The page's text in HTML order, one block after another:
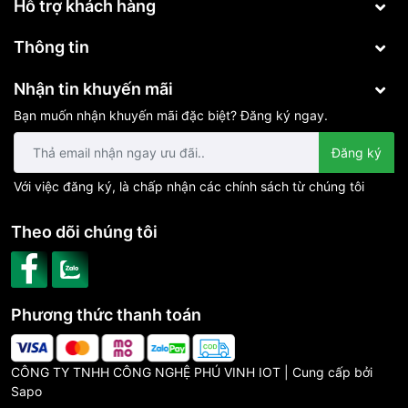
gian do tệp được nén chỉ còn 50% dung lượng so với tệp ban
Thông số kỹ thuật:
Thiết kế & Trọng lượng
Kích thước
88 x 88.2 x 119 mm
Trọng lượng
Dòng điện vào
Dòng camera
Dòng camera
Thông số camera
Góc ống kính
4 mm
Góc nhìn
85° (Chéo), 75° (Ngang), 45°
Góc xoay
Hỗ trợ khách hàng
Thông tin
Nhận tin khuyến mãi
Bạn muốn nhận khuyến mãi đặc biệt? Đăng ký ngay.
Đăng ký
Với việc đăng ký, là chấp nhận các chính sách từ chúng tôi
CÔNG TY TNHH CÔNG NGHỆ PHÚ VINH IOT | Cung cấp bởi
Sapo
Phương thức thanh toán
Theo dõi chúng tôi